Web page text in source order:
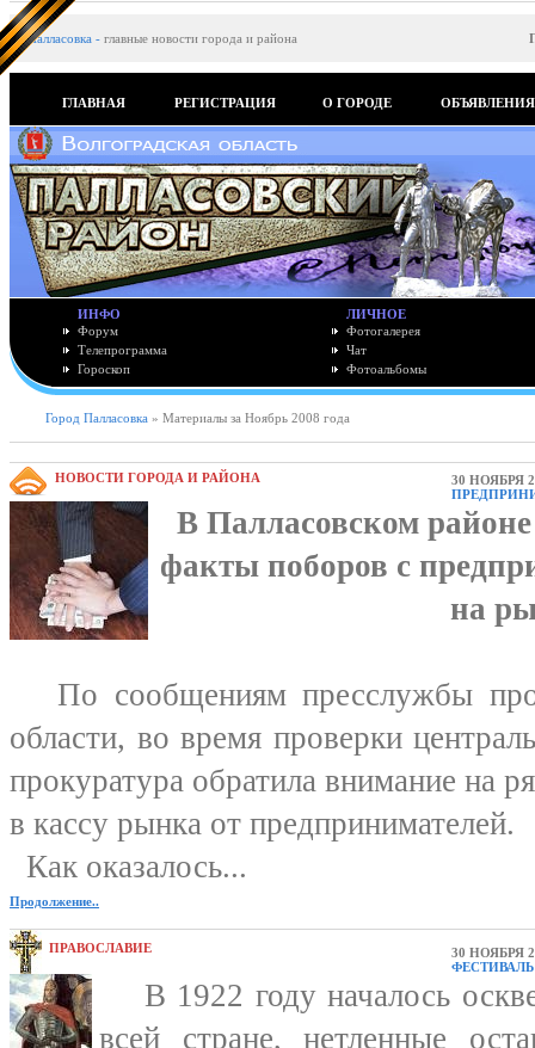
Палласовка - главные новости города и района
ГЛАВНАЯ РЕГИСТРАЦИЯ О ГОРОДЕ ОБЪЯВЛЕНИЯ
ИНФО
Форум
Телепрограмма
Гороскоп
ЛИЧНОЕ
Фотогалерея
Чат
Фотоальбомы
Город Палласовка » Материалы за Ноябрь 2008 года
НОВОСТИ ГОРОДА И РАЙОНА
30 НОЯБРЯ
В Палласовском
факты поборов с
на
По сообщениям пресслужбы
области, во время проверки
прокуратура обратила внимание на
в кассу рынка от предпринимателей.
Как оказалось...
Продолжение..
ПРАВОСЛАВИЕ
30 НОЯБРЯ
В 1922 году началось
всей стране, нетленные